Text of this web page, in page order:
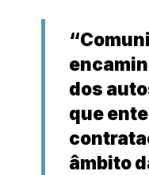
dos
que
âmbito